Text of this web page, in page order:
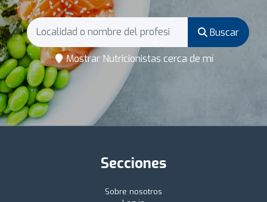
Buscar
Mostrar Nutricionistas cerca de mí
Secciones
Sobre nosotros